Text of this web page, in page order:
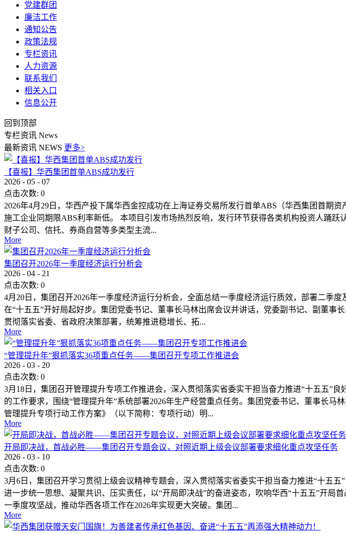
党建群团
廉洁工作
通知公告
政策法规
专栏资讯
人力资源
联系我们
相关入口
信息公开
回到顶部
专栏资讯 News
最新资讯 NEWS 更多>
【喜报】华西集团首单ABS成功发行
2026 - 05 - 07
点击次数: 0
2026年4月29日，华西产投下属华西金控成功在上海证券交易所发行首单ABS（华西集团首期
施工企业同期限ABS利率新低。 本项目引发市场热烈反响，发行环节获得各类机构投资人踊
财子公司、信托、券商自营等多类型主流...
More
集团召开2026年一季度经济运行分析会
2026 - 04 - 21
点击次数: 0
4月20日，集团召开2026年一季度经济运行分析会，全面总结一季度经济运行质效，部署二季
在“十五五”开好局起好步。集团党委书记、董事长马林出席会议并讲话，党委副书记、副董
贯彻落实省委、省政府决策部署，统筹推进稳增长、拓...
More
“管理提升年”狠抓落实36项重点任务——集团召开专项工作推进会
2026 - 03 - 20
点击次数: 0
3月18日，集团召开管理提升专项工作推进会，深入贯彻落实省委实干担当奋力推进“十五五”
的工作要求，围绕“管理提升年”系统部署2026年生产经营重点任务。集团党委书记、董事长
管理提升专项行动工作方案》（以下简称：专项行动）明...
More
开局即决战，首战必胜——集团召开专题会议，对照近期上级会议部署要求细化重点攻坚任务
2026 - 03 - 10
点击次数: 0
3月6日，集团召开学习贯彻上级会议精神专题会，深入贯彻落实省委实干担当奋力推进“十五
进一步统一思想、凝聚共识、压实责任，以“开局即决战”的奋进姿态，吹响华西“十五五”开
一季度攻坚战，推动华西各项工作在2026年实现更大突破。集团...
More